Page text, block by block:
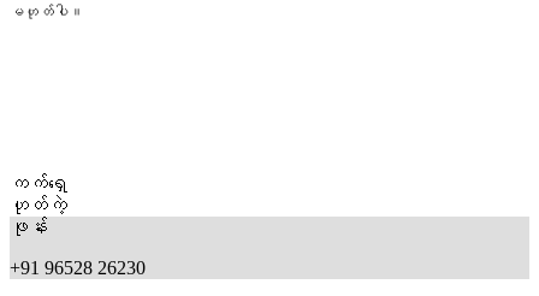
မဟုတ်ပါ။
ကက်ရှေ
ဟုတ်ကဲ့
ဖုန်း
+91 96528 26230